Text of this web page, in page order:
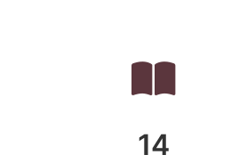
14